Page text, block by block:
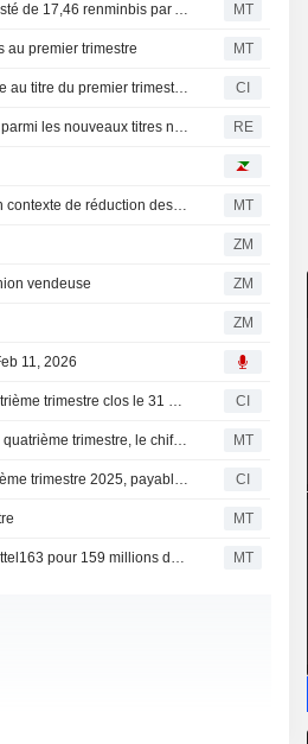
Flash résultats (NTES) : NetEase publie un BPA ajusté de 17,46 renminbis par ADS au T1, contre un consensus FactSet de 15,12 renminbis MT
au premier trimestre MT
NetEase, Inc. approuve le versement d'un dividende au titre du premier trimestre 2026, payable le 15 juin 2026 CI
Régulateur chinois des jeux vidéo : NetEase figure parmi les nouveaux titres nationaux approuvés RE
NetEase cesse de financer Nagoshi Studio dans un contexte de réduction des investissements MT
ZM
vendeuse ZM
ZM
11, 2026
NetEase, Inc. publie ses résultats financiers du quatrième trimestre clos le 31 décembre 2025 CI
Le résultat net non-GAAP de Netease en baisse au quatrième trimestre, le chiffre d'affaires progresse MT
NetEase, Inc. approuve un dividende pour le quatrième trimestre 2025, payable le 25 mars 2026 CI
MT
Mattel rachète la participation de NetEase dans Mattel163 pour 159 millions de dollars MT